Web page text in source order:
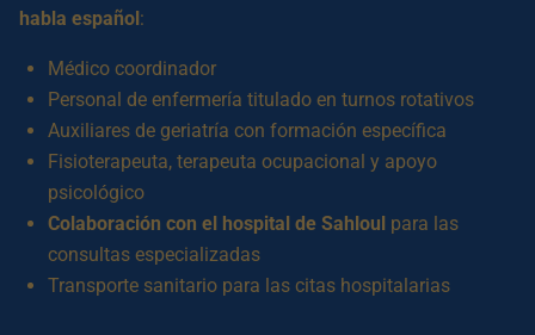
habla español:
Médico coordinador
Personal de enfermería titulado en turnos rotativos
Auxiliares de geriatría con formación específica
Fisioterapeuta, terapeuta ocupacional y apoyo
psicológico
Colaboración con el hospital de Sahloul para las
consultas especializadas
Transporte sanitario para las citas hospitalarias